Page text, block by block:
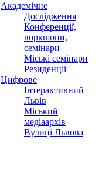
Академічне
Дослідження
Конференції,
воркшопи,
семінари
Міські семінари
Резиденції
Цифрове
Інтерактивний
Львів
Міський
медіаархів
Вулиці Львова